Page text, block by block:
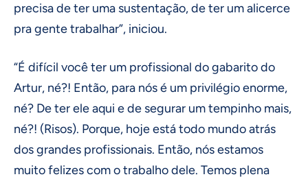
precisa de ter uma sustentação, de ter um alicerce
pra gente trabalhar”, iniciou.
“É difícil você ter um profissional do gabarito do
Artur, né?! Então, para nós é um privilégio enorme,
né? De ter ele aqui e de segurar um tempinho mais,
né?! (Risos). Porque, hoje está todo mundo atrás
dos grandes profissionais. Então, nós estamos
muito felizes com o trabalho dele. Temos plena